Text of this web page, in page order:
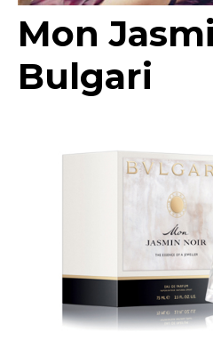
Mon
Bulgari